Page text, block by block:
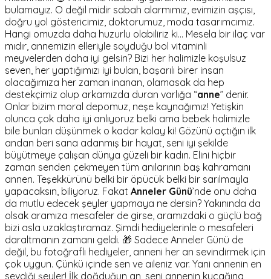
bulamayız. O değil midir sabah alarmımız, evimizin aşçısı,
doğru yol göstericimiz, doktorumuz, moda tasarımcımız.
Hangi omuzda daha huzurlu olabiliriz ki… Mesela bir ilaç var
mıdır, annemizin elleriyle soyduğu bol vitaminli
meyvelerden daha iyi gelsin? Bizi her halimizle koşulsuz
seven, her yaptığımızı iyi bulan, başarılı birer insan
olacağımıza her zaman inanan, olamasak da hep
destekçimiz olup arkamızda duran varlığa “anne” denir.
Onlar bizim moral depomuz, neşe kaynağımız! Yetişkin
olunca çok daha iyi anlıyoruz belki ama bebek halimizle
bile bunları düşünmek o kadar kolay ki! Gözünü açtığın ilk
andan beri sana adanmış bir hayat, seni iyi şekilde
büyütmeye çalışan dünya güzeli bir kadın. Elini hiçbir
zaman senden çekmeyen tüm anılarının baş kahramanı
annen. Teşekkürünü belki bir öpücük belki bir sarılmayla
yapacaksın, biliyoruz. Fakat Anneler Günü’nde onu daha
da mutlu edecek şeyler yapmaya ne dersin? Yakınında da
olsak aramıza mesafeler de girse, aramızdaki o güçlü bağ
bizi asla uzaklaştıramaz. Şimdi hediyelerinle o mesafeleri
daraltmanın zamanı geldi. 🎁 Sadece Anneler Günü de
değil, bu fotoğraflı hediyeler, anneni her an sevindirmek için
çok uygun. Çünkü içinde sen ve aileniz var. Yani annenin en
sevdiği şeyler! İlk doğduğun an, seni annenin kucağına